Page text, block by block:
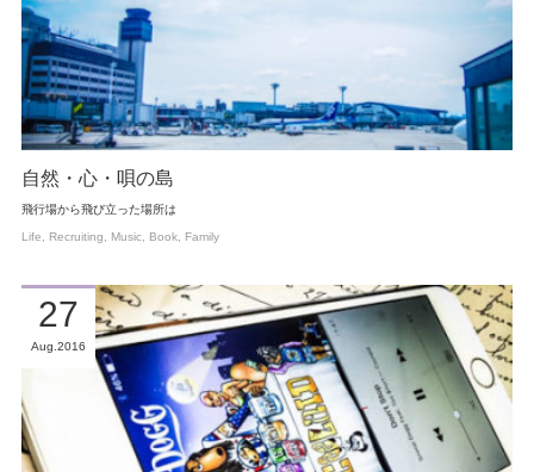
自然・心・唄の島
飛行場から飛び立った場所は
Life Recruiting Music Book Family
27
Aug 2016